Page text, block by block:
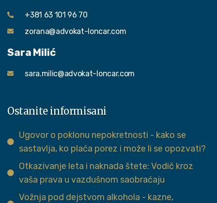
+381 63 101 96 70
zorana@advokat-loncar.com
Sara Milić
sara.milic@advokat-loncar.com
Ostanite informisani
Ugovor o poklonu nepokretnosti - kako se
sastavlja, ko plaća porez i može li se opozvati?
Otkazivanje leta i naknada štete: Vodič kroz
vaša prava u vazdušnom saobraćaju
Vožnja pod dejstvom alkohola - kazne,